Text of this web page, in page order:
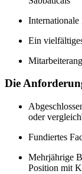
Internationale
Ein
Die
oder
Fundiertes
Mehrjährige
Position mit